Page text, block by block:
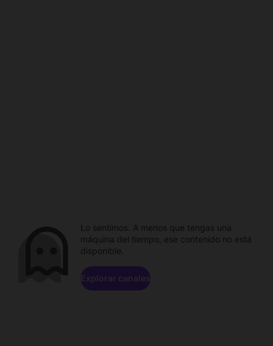
Lo sentimos. A menos que tengas una
máquina del tiempo, ese contenido no está
disponible.
Explorar canales